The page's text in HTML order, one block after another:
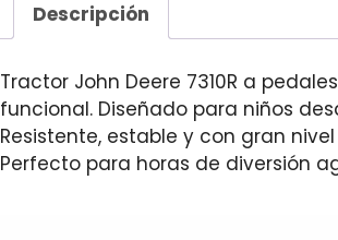
Descripción
Tractor John Deere 7310R a
funcional. Diseñado para niños
Resistente, estable y con gran
Perfecto para horas de diversión